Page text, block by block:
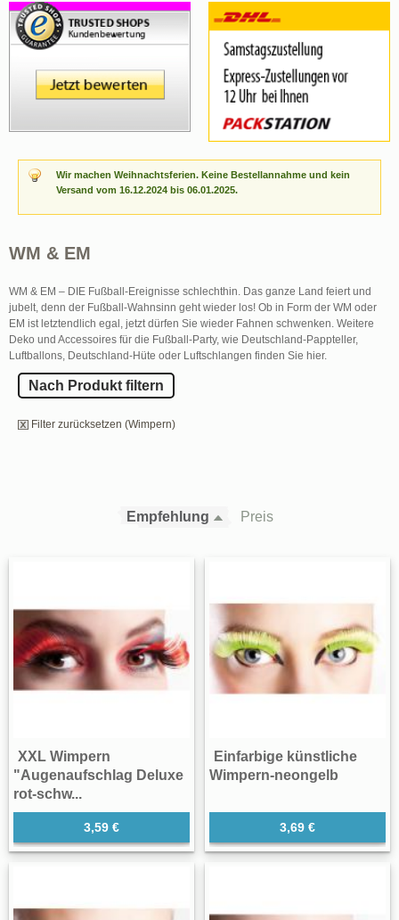
Wir machen Weihnachtsferien. Keine Bestellannahme und kein
Versand vom 16.12.2024 bis 06.01.2025.
WM & EM
WM & EM – DIE Fußball-Ereignisse schlechthin. Das ganze Land feiert und
jubelt, denn der Fußball-Wahnsinn geht wieder los! Ob in Form der WM oder
EM ist letztendlich egal, jetzt dürfen Sie wieder Fahnen schwenken. Weitere
Deko und Accessoires für die Fußball-Party, wie Deutschland-Pappteller,
Luftballons, Deutschland-Hüte oder Luftschlangen finden Sie hier.
Nach Produkt filtern
Filter zurücksetzen (Wimpern)
Empfehlung Preis
XXL Wimpern
"Augenaufschlag Deluxe
rot-schw...
3,59 €
Einfarbige künstliche
Wimpern-neongelb
3,69 €